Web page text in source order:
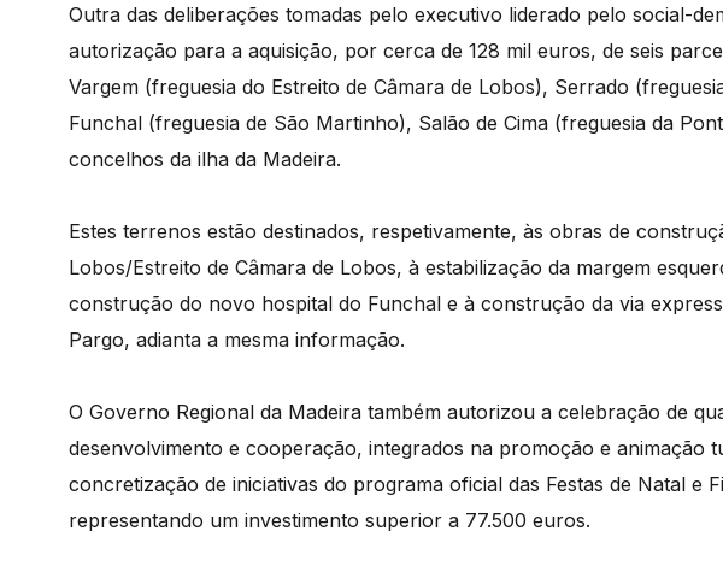
Outra das deliberações tomadas pelo executivo liderado pelo social-
autorização para a aquisição, por cerca de 128 mil euros, de seis
Vargem (freguesia do Estreito de Câmara de Lobos), Serrado
Funchal (freguesia de São Martinho), Salão de Cima (freguesia da
concelhos da ilha da Madeira.
Estes terrenos estão destinados, respetivamente, às obras de
Lobos/Estreito de Câmara de Lobos, à estabilização da margem
construção do novo hospital do Funchal e à construção da via
Pargo, adianta a mesma informação.
O Governo Regional da Madeira também autorizou a celebração de
desenvolvimento e cooperação, integrados na promoção e animação
concretização de iniciativas do programa oficial das Festas de Natal e
representando um investimento superior a 77.500 euros.